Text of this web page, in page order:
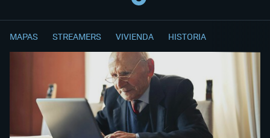
MAPAS STREAMERS VIVIENDA HISTORIA